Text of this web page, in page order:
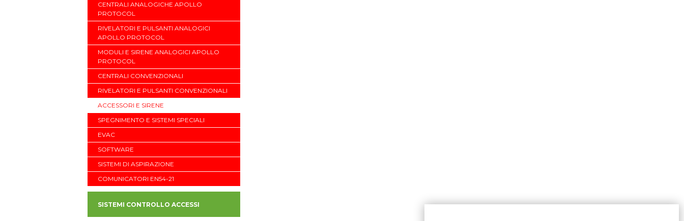
CENTRALI ANALOGICHE APOLLO
PROTOCOL
RIVELATORI E PULSANTI ANALOGICI
APOLLO PROTOCOL
MODULI E SIRENE ANALOGICI APOLLO
PROTOCOL
CENTRALI CONVENZIONALI
RIVELATORI E PULSANTI CONVENZIONALI
ACCESSORI E SIRENE
SPEGNIMENTO E SISTEMI SPECIALI
EVAC
SOFTWARE
SISTEMI DI ASPIRAZIONE
COMUNICATORI EN54-21
SISTEMI CONTROLLO ACCESSI